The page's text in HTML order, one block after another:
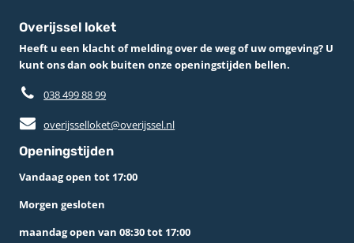
Overijssel loket
Heeft u een klacht of melding over de weg of uw omgeving? U
kunt ons dan ook buiten onze openingstijden bellen.
038 499 88 99
overijsselloket@overijssel.nl
Openingstijden
Vandaag open tot 17:00
Morgen gesloten
maandag open van 08:30 tot 17:00